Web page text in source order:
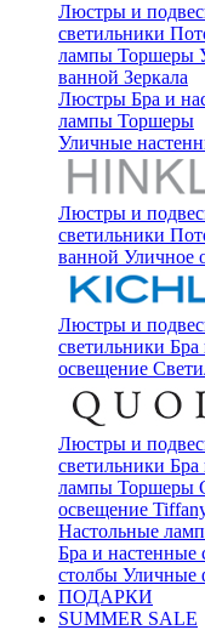
Люстры и
светильники
лампы Торшеры
ванной Зеркала
Люстры Бра и
лампы Торшеры
Уличные
Люстры и
светильники
ванной Уличное
Люстры и
светильники Бра
освещение
Люстры и
светильники Бра
лампы Торшеры
освещение
Настольные
Бра и настенные
столбы Уличные
ПОДАРКИ
SUMMER SALE